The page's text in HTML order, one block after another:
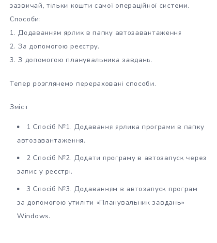
зазвичай, тільки кошти самої операційної системи.
Способи:
1. Додаванням ярлик в папку автозавантаження
2. За допомогою реєстру.
3. З допомогою планувальника завдань.
Тепер розглянемо перераховані способи.
Зміст
1 Спосіб №1. Додавання ярлика програми в папку
автозавантаження.
2 Спосіб №2. Додати програму в автозапуск через
запис у реєстрі.
3 Спосіб №3. Додаванням в автозапуск програм
за допомогою утиліти «Планувальник завдань»
Windows.